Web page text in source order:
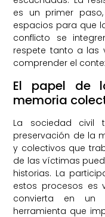
es un primer
espacios para que
conflicto se
respete tanto a las
comprender el
El papel de
memoria
La sociedad civil
preservación de la
y colectivos que
de las víctimas
historias. La
estos procesos es
convierta en un
herramienta que